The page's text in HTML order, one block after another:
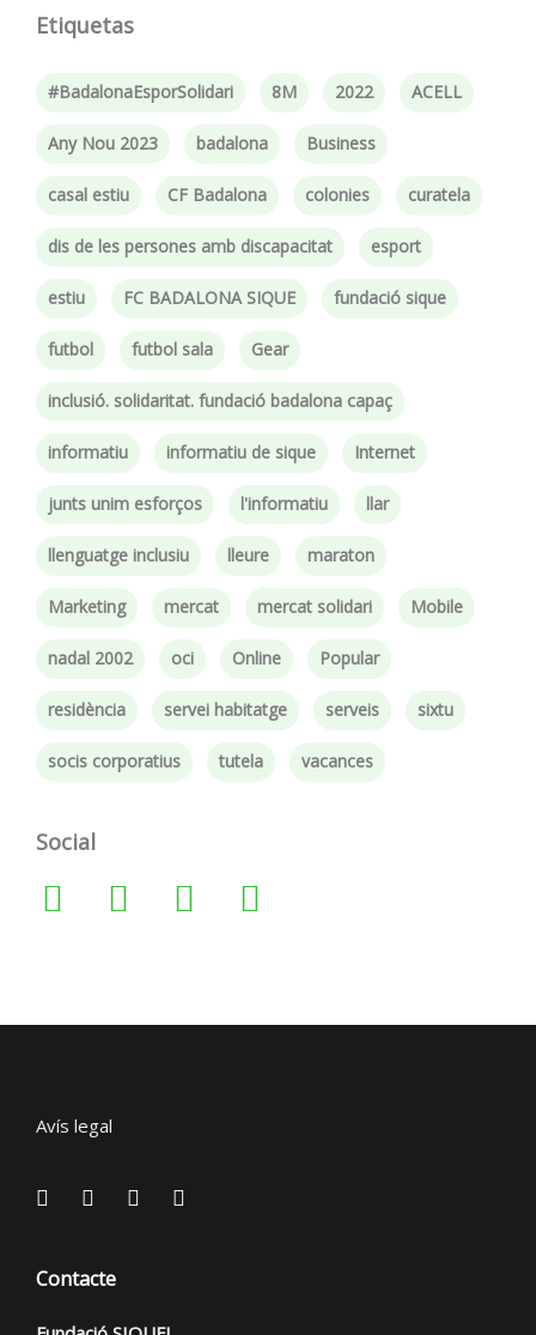
Etiquetas
#BadalonaEsporSolidari 8M 2022 ACELL
Any Nou 2023 badalona Business
casal estiu CF Badalona colonies curatela
dis de les persones amb discapacitat esport
estiu FC BADALONA SIQUE fundació sique
futbol futbol sala Gear
inclusió. solidaritat. fundació badalona capaç
informatiu informatiu de sique Internet
junts unim esforços l'informatiu llar
llenguatge inclusiu lleure maraton
Marketing mercat mercat solidari Mobile
nadal 2002 oci Online Popular
residència servei habitatge serveis sixtu
socis corporatius tutela vacances
Social
Avís legal
Contacte